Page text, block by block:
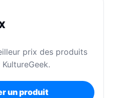
prix des produits
un produit